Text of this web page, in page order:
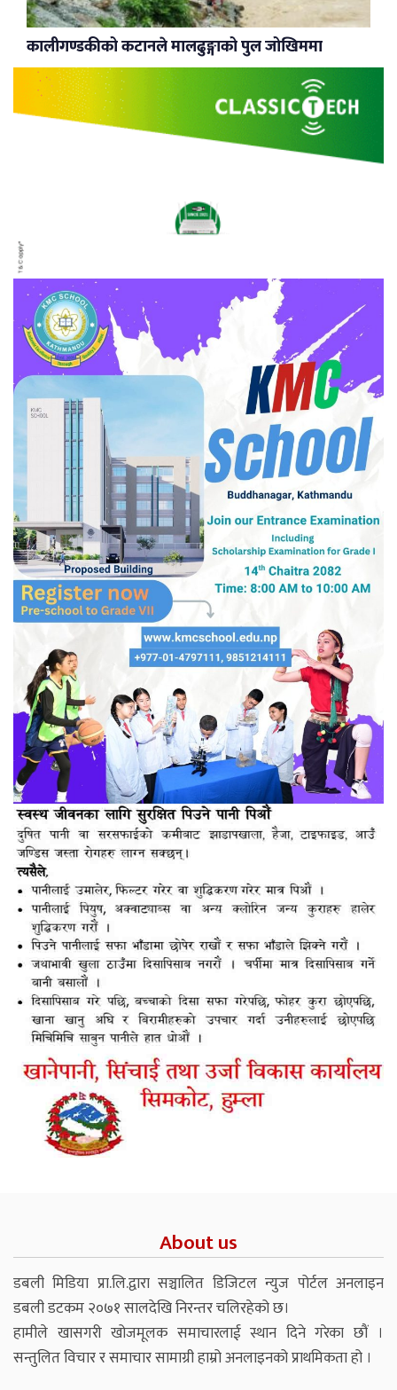
कालीगण्डकीको कटानले मालढुङ्गाको पुल जोखिममा
About us
डबली मिडिया प्रा.लि.द्वारा सञ्चालित डिजिटल न्युज पोर्टल अनलाइन
डबली डटकम २०७१ सालदेखि निरन्तर चलिरहेको छ।
हामीले खासगरी खोजमूलक समाचारलाई स्थान दिने गरेका छौं ।
सन्तुलित विचार र समाचार सामाग्री हाम्रो अनलाइनको प्राथमिकता हो ।